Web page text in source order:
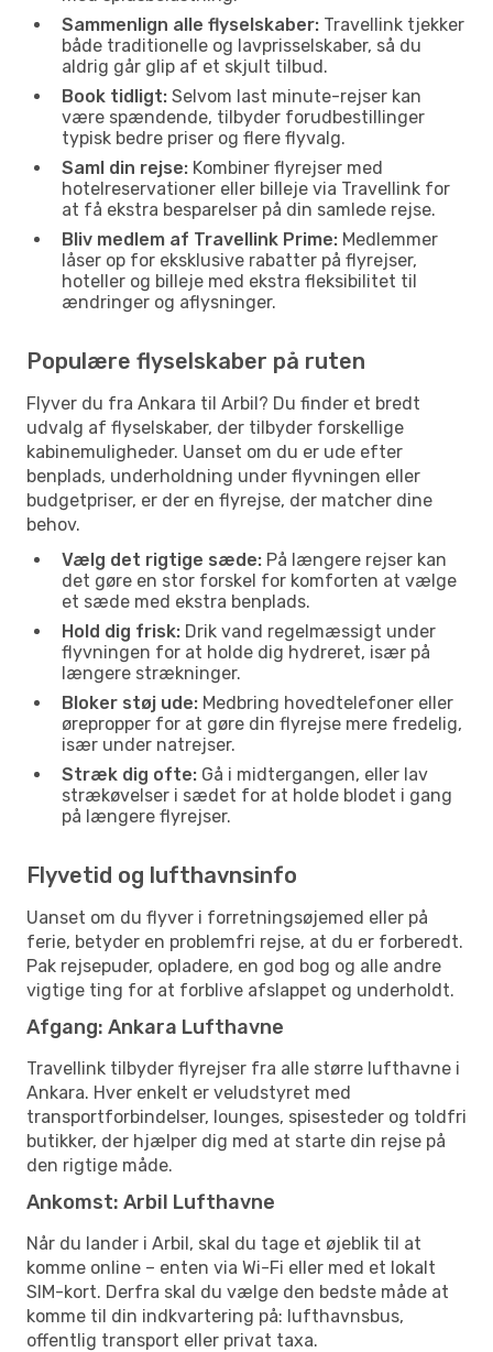
Sammenlign alle flyselskaber: Travellink tjekker
både traditionelle og lavprisselskaber, så du
aldrig går glip af et skjult tilbud.
Book tidligt: Selvom last minute-rejser kan
være spændende, tilbyder forudbestillinger
typisk bedre priser og flere flyvalg.
Saml din rejse: Kombiner flyrejser med
hotelreservationer eller billeje via Travellink for
at få ekstra besparelser på din samlede rejse.
Bliv medlem af Travellink Prime: Medlemmer
låser op for eksklusive rabatter på flyrejser,
hoteller og billeje med ekstra fleksibilitet til
ændringer og aflysninger.
Populære flyselskaber på ruten
Flyver du fra Ankara til Arbil? Du finder et bredt
udvalg af flyselskaber, der tilbyder forskellige
kabinemuligheder. Uanset om du er ude efter
benplads, underholdning under flyvningen eller
budgetpriser, er der en flyrejse, der matcher dine
behov.
Vælg det rigtige sæde: På længere rejser kan
det gøre en stor forskel for komforten at vælge
et sæde med ekstra benplads.
Hold dig frisk: Drik vand regelmæssigt under
flyvningen for at holde dig hydreret, især på
længere strækninger.
Bloker støj ude: Medbring hovedtelefoner eller
ørepropper for at gøre din flyrejse mere fredelig,
især under natrejser.
Stræk dig ofte: Gå i midtergangen, eller lav
strækøvelser i sædet for at holde blodet i gang
på længere flyrejser.
Flyvetid og lufthavnsinfo
Uanset om du flyver i forretningsøjemed eller på
ferie, betyder en problemfri rejse, at du er forberedt.
Pak rejsepuder, opladere, en god bog og alle andre
vigtige ting for at forblive afslappet og underholdt.
Afgang: Ankara Lufthavne
Travellink tilbyder flyrejser fra alle større lufthavne i
Ankara. Hver enkelt er veludstyret med
transportforbindelser, lounges, spisesteder og toldfri
butikker, der hjælper dig med at starte din rejse på
den rigtige måde.
Ankomst: Arbil Lufthavne
Når du lander i Arbil, skal du tage et øjeblik til at
komme online – enten via Wi-Fi eller med et lokalt
SIM-kort. Derfra skal du vælge den bedste måde at
komme til din indkvartering på: lufthavnsbus,
offentlig transport eller privat taxa.